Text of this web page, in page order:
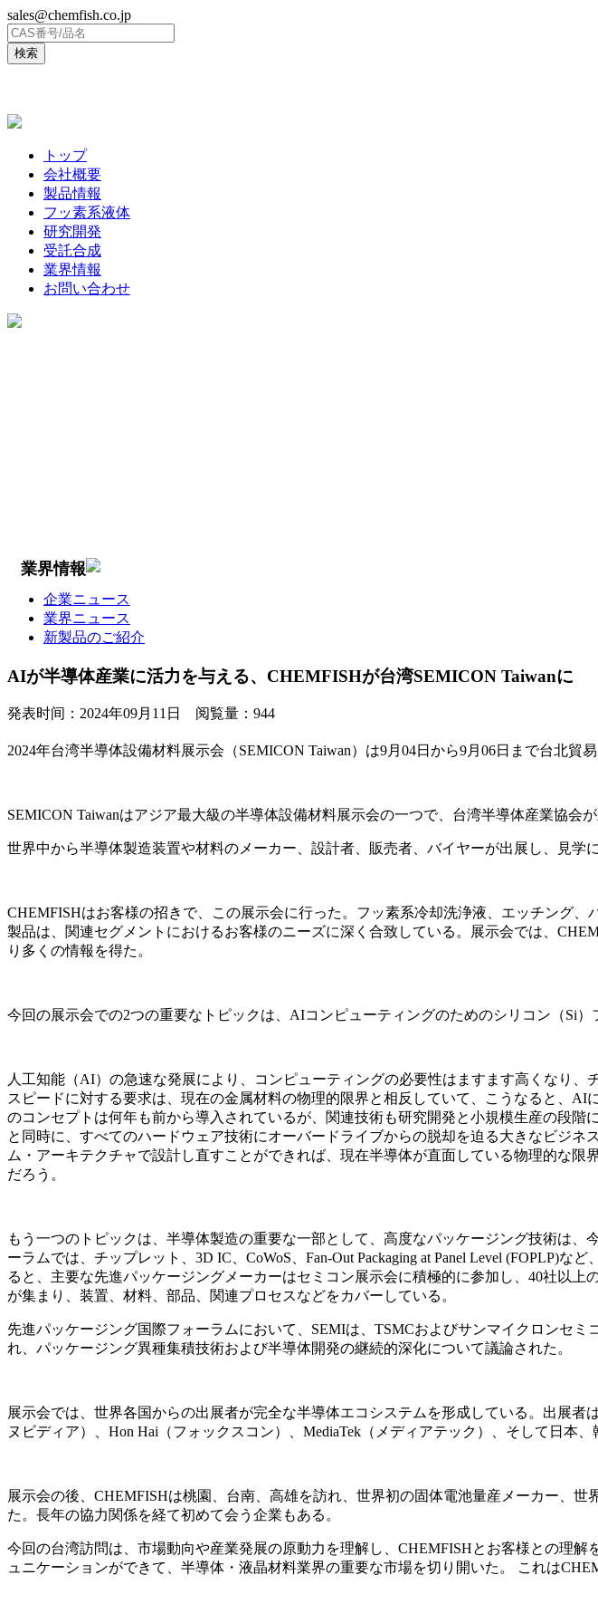
sales@chemfish.co.jp
トップ
会社概要
製品情報
フッ素系液体
研究開発
受託合成
業界情報
お問い合わせ
業界情報
企業ニュース
業界ニュース
新製品のご紹介
AIが半導体産業に活力を与える、CHEMFISHが台湾SEMICON Taiwanに
発表时间： 2024年09月11日 阅覧量： 944
2024年台湾半導体設備材料展示会（SEMICON Taiwan）は9月04日から9月06日まで台北
SEMICON Taiwanはアジア最大級の半導体設備材料展示会の一つで、台湾半導体産業協会が
世界中から半導体製造装置や材料のメーカー、設計者、販売者、バイヤーが出展し、見学に
CHEMFISHはお客様の招きで、この展示会に行った。フッ素系冷却洗浄液、エッチング
製品は、関連セグメントにおけるお客様のニーズに深く合致している。展示会では、
り多くの情報を得た。
今回の展示会での2つの重要なトピックは、AIコンピューティングのためのシリコン（Si
人工知能（AI）の急速な発展により、コンピューティングの必要性はますます高くなり
スピードに対する要求は、現在の金属材料の物理的限界と相反していて、こうなると、
のコンセプトは何年も前から導入されているが、関連技術も研究開発と小規模生産の段
と同時に、すべてのハードウェア技術にオーバードライブからの脱却を迫る大きなビジ
ム・アーキテクチャで設計し直すことができれば、現在半導体が直面している物理的な
だろう。
もう一つのトピックは、半導体製造の重要な一部として、高度なパッケージング技術は
ーラムでは、チップレット、3D IC、CoWoS、Fan-Out Packaging at Panel Level (FOPLP)
ると、主要な先進パッケージングメーカーはセミコン展示会に積極的に参加し、40社以
が集まり、装置、材料、部品、関連プロセスなどをカバーしている。
先進パッケージング国際フォーラムにおいて、SEMIは、TSMCおよびサンマイクロンセ
れ、パッケージング異種集積技術および半導体開発の継続的深化について議論された。
展示会では、世界各国からの出展者が完全な半導体エコシステムを形成している。出展
ヌビディア）、Hon Hai（フォックスコン）、MediaTek（メディアテック）、そして日本
展示会の後、CHEMFISHは桃園、台南、高雄を訪れ、世界初の固体電池量産メーカー、
た。長年の協力関係を経て初めて会う企業もある。
今回の台湾訪問は、市場動向や産業発展の原動力を理解し、CHEMFISHとお客様との理
ュニケーションができて、半導体・液晶材料業界の重要な市場を切り開いた。 これは